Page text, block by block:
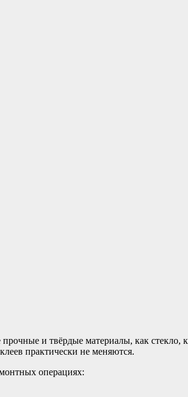
и твёрдые материалы, как стекло,
практически не меняются.
операциях: